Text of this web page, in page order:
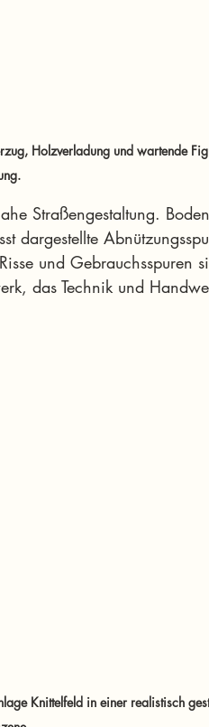
Holzverladung und wartende
Straßengestaltung.
dargestellte
und Gebrauchsspuren
das Technik und
Knittelfeld in einer realistisch